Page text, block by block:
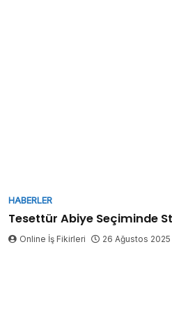
HABERLER
Tesettür Abiye Seçiminde
Online İş Fikirleri 26 Ağustos 2025